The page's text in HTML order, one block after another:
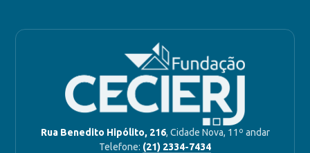
Rua Benedito Hipólito, 216, Cidade Nova, 11º andar
Telefone: (21) 2334-7434